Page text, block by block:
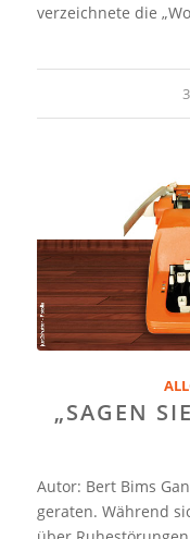
verzeichnete die
„SAGEN
Autor: Bert Bims
geraten. Während